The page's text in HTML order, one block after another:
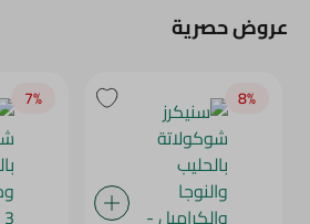
عروض حصرية
8‎%‎
7‎%‎